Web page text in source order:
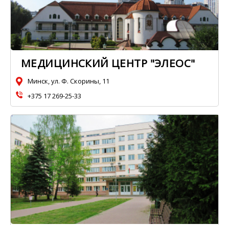
МЕДИЦИНСКИЙ ЦЕНТР "ЭЛЕОС"
Минск, ул. Ф. Скорины, 11
+375 17 269-25-33